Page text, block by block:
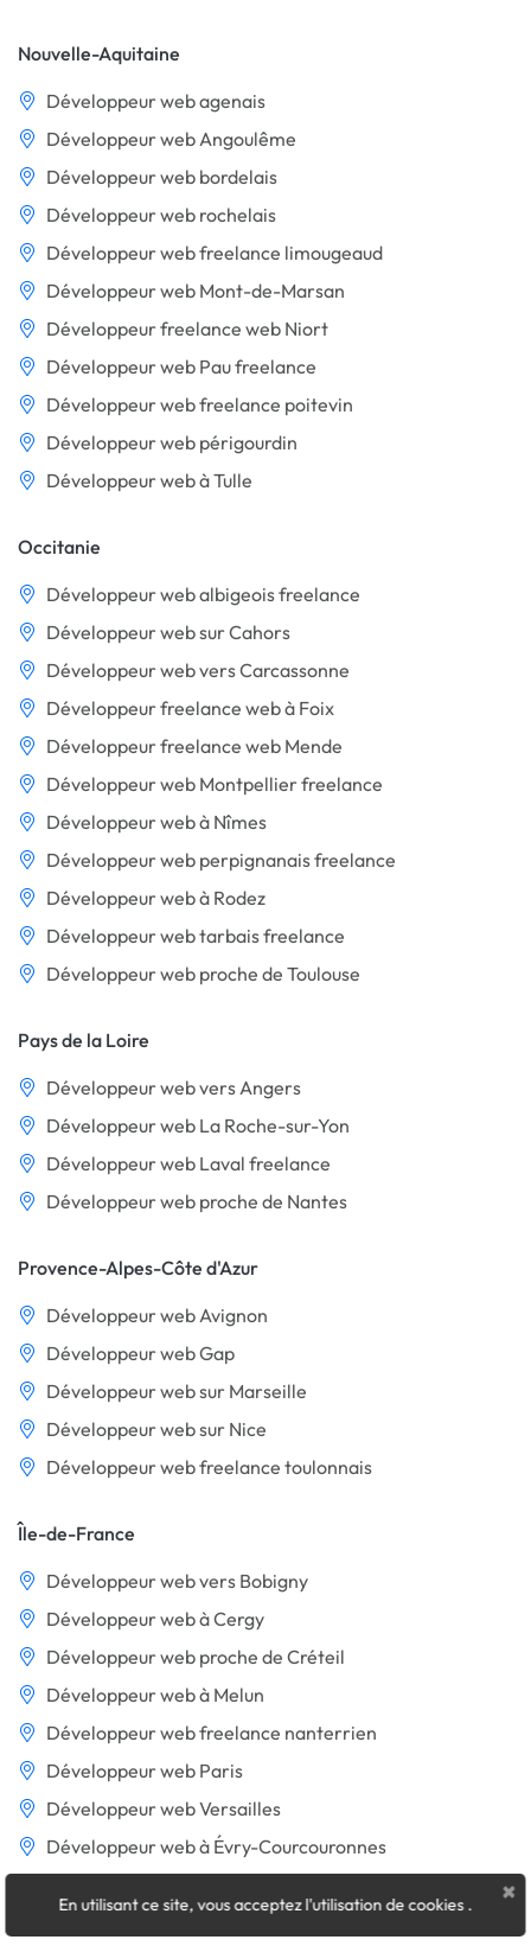
Nouvelle-Aquitaine
Développeur web agenais
Développeur web Angoulême
Développeur web bordelais
Développeur web rochelais
Développeur web freelance limougeaud
Développeur web Mont-de-Marsan
Développeur freelance web Niort
Développeur web Pau freelance
Développeur web freelance poitevin
Développeur web périgourdin
Développeur web à Tulle
Occitanie
Développeur web albigeois freelance
Développeur web sur Cahors
Développeur web vers Carcassonne
Développeur freelance web à Foix
Développeur freelance web Mende
Développeur web Montpellier freelance
Développeur web à Nîmes
Développeur web perpignanais freelance
Développeur web à Rodez
Développeur web tarbais freelance
Développeur web proche de Toulouse
Pays de la Loire
Développeur web vers Angers
Développeur web La Roche-sur-Yon
Développeur web Laval freelance
Développeur web proche de Nantes
Provence-Alpes-Côte d'Azur
Développeur web Avignon
Développeur web Gap
Développeur web sur Marseille
Développeur web sur Nice
Développeur web freelance toulonnais
Île-de-France
Développeur web vers Bobigny
Développeur web à Cergy
Développeur web proche de Créteil
Développeur web à Melun
Développeur web freelance nanterrien
Développeur web Paris
Développeur web Versailles
Développeur web à Évry-Courcouronnes
×
En utilisant ce site, vous acceptez l'utilisation de cookies.